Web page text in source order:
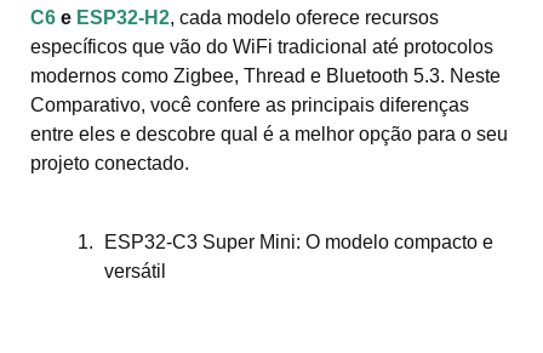
C6 e ESP32-H2, cada modelo oferece recursos
específicos que vão do WiFi tradicional até protocolos
modernos como Zigbee, Thread e Bluetooth 5.3. Neste
Comparativo, você confere as principais diferenças
entre eles e descobre qual é a melhor opção para o seu
projeto conectado.
ESP32-C3 Super Mini: O modelo compacto e
versátil